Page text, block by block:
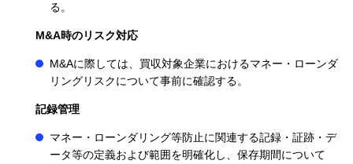
る。
M&A時のリスク対応
M&Aに際しては、買収対象企業におけるマネー・ローンダ
リングリスクについて事前に確認する。
記録管理
マネー・ローンダリング等防止に関連する記録・証跡・デ
ータ等の定義および範囲を明確化し、保存期間について